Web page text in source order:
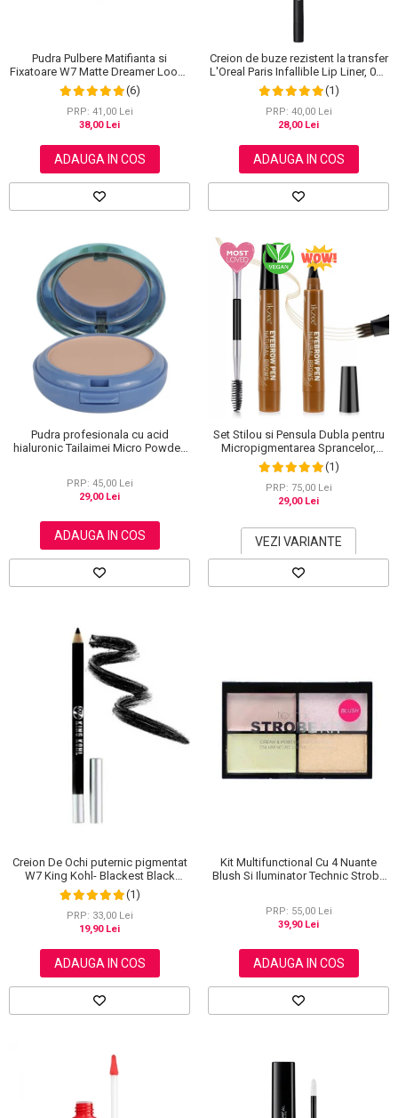
Pudra Pulbere Matifianta si
Fixatoare W7 Matte Dreamer Loose
Powder - Classy Cameo, 20g
(6)
PRP: 41,00 Lei
38,00 Lei
ADAUGA IN COS
Creion de buze rezistent la transfer
L'Oreal Paris Infallible Lip Liner, 001
Highlight On Point
(1)
PRP: 40,00 Lei
28,00 Lei
ADAUGA IN COS
Pudra profesionala cu acid
hialuronic Tailaimei Micro Powder,
PRP: 45,00 Lei
29,00 Lei
ADAUGA IN COS
Set Stilou si Pensula Dubla pentru
Micropigmentarea Sprancelor,
Efect Natural de Microblading,
Aspect de Sprancene Pline
(1)
PRP: 75,00 Lei
29,00 Lei
VEZI VARIANTE
Creion De Ochi puternic pigmentat
W7 King Kohl- Blackest Black
(Negru) (1)
PRP: 33,00 Lei
19,90 Lei
ADAUGA IN COS
Kit Multifunctional Cu 4 Nuante
Blush Si Iluminator Technic Strobe
PRP: 55,00 Lei
39,90 Lei
ADAUGA IN COS